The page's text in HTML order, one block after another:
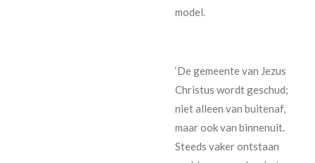
model.
‘De gemeente van Jezus
Christus wordt geschud;
niet alleen van buitenaf,
maar ook van binnenuit.
Steeds vaker ontstaan